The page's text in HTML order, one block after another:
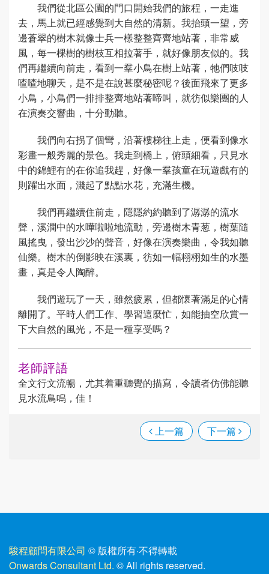
我們從北區公園的門口開始我們的旅程，一走進
去，馬上就已經感覺到大自然的清新。我抬頭一望，旁
邊蒼翠的樹木就像士兵一樣整整齊齊地站著，非常威
風，每一棵樹的樹枝互相拉著手，就好像朋友似的。我
們再繼續向前走，看到一羣小鳥在樹上站著，牠們吱吱
喳喳地聊天，是不是在說甚麼秘密呢？後面飛來了更多
小鳥，小鳥們一排排整齊地站著啼叫，就彷似樂團的人
在演奏交響曲，十分動聽。
我們向右拐了個彎，沿著樓梯往上走，便看到像水
彩畫一般秀麗的景色。我走到橋上，俯頭細看，只見水
中的錦鯉有的在你追我趕，好像一羣孩童在玩遊戲有的
則躍出水面，濺起了點點水花，充滿生機。
我們再繼續住前走，隱隱約約聽到了潺潺的流水
聲，溪澗中的水嘩啦啦地流動，旁邊樹木青葱，樹葉隨
風搖曳，發出沙沙的聲音，好像在演奏樂曲，令我如聽
仙樂。樹木的倒影映在溪裏，彷如一幅栩栩如生的水墨
畫，真是令人陶醉。
我們遊玩了一天，雖然疲累，但都懷著滿足的心情
離開了。平時人們工作、學習這麼忙，如能抽空欣賞一
下大自然的風光，不是一種享受嗎？
老師評語
全文行文流暢，尤其着重聽覺的描寫，令讀者仿佛能聽
見水流鳥鳴，佳！
上一篇 下一篇
駿程顧問有限公司 © 版權所有·不得轉載
Onwards Consultant Ltd. © All rights reserved.